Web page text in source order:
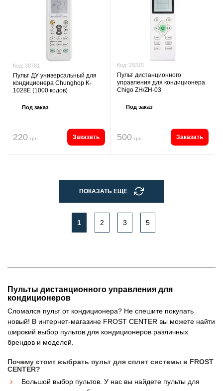
Код: 30781
Пульт ДУ универсальный для
кондиционера Chunghop K-
1028E (1000 кодов)
Под заказ
220 грн Заказать
Код: 29315
Пульт дистанционного
управления для кондиционера
Chigo ZH/ZH-03
Под заказ
500 грн Заказать
ПОКАЗАТЬ ЕЩЕ
1 2 3 5
Пульты дистанционного управления для
кондиционеров
Сломался пульт от кондиционера? Не спешите покупать
новый! В интернет-магазине FROST CENTER вы можете найти
широкий выбор пультов для кондиционеров различных
брендов и моделей.
Почему стоит выбрать пульт для сплит системы в FROST
CENTER?
Большой выбор пультов. У нас вы найдете пульты для